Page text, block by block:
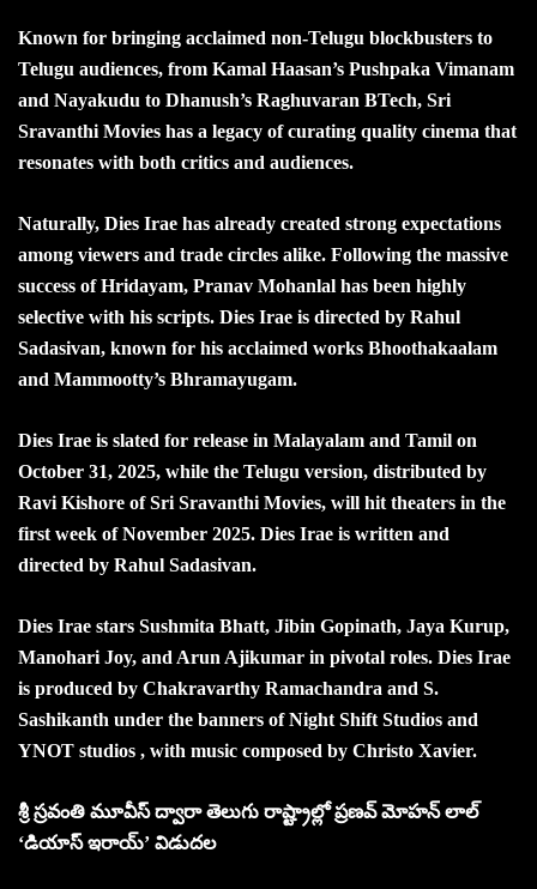
Known for bringing acclaimed non-Telugu blockbusters to
Telugu audiences, from Kamal Haasan’s Pushpaka Vimanam
and Nayakudu to Dhanush’s Raghuvaran BTech, Sri
Sravanthi Movies has a legacy of curating quality cinema that
resonates with both critics and audiences.
Naturally, Dies Irae has already created strong expectations
among viewers and trade circles alike. Following the massive
success of Hridayam, Pranav Mohanlal has been highly
selective with his scripts. Dies Irae is directed by Rahul
Sadasivan, known for his acclaimed works Bhoothakaalam
and Mammootty’s Bhramayugam.
Dies Irae is slated for release in Malayalam and Tamil on
October 31, 2025, while the Telugu version, distributed by
Ravi Kishore of Sri Sravanthi Movies, will hit theaters in the
first week of November 2025. Dies Irae is written and
directed by Rahul Sadasivan.
Dies Irae stars Sushmita Bhatt, Jibin Gopinath, Jaya Kurup,
Manohari Joy, and Arun Ajikumar in pivotal roles. Dies Irae
is produced by Chakravarthy Ramachandra and S.
Sashikanth under the banners of Night Shift Studios and
YNOT studios , with music composed by Christo Xavier.
శ్రీ స్రవంతి మూవీస్ ద్వారా తెలుగు రాష్ట్రాల్లో ప్రణవ్ మోహన్ లాల్
‘డియాస్ ఇరాయ్’ విడుదల